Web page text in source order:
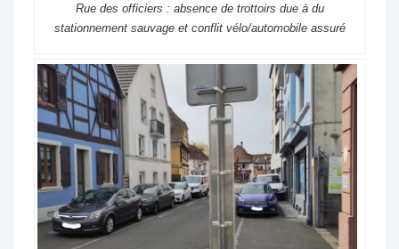
Rue des officiers : absence de trottoirs due à du
stationnement sauvage et conflit vélo/automobile assuré